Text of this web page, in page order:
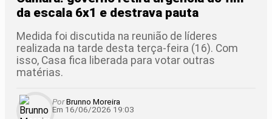
da escala 6x1 e destrava pauta
Medida foi discutida na reunião de líderes
realizada na tarde desta terça-feira (16). Com
isso, Casa fica liberada para votar outras
matérias.
PorBrunno Moreira
Em 16/06/2026 19:03